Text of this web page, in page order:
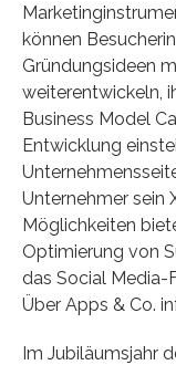
können
Gründungsideen
weiterentwickeln,
Business Model
Entwicklung
Unternehmer sein
Möglichkeiten
Optimierung von
das Social Media-
Über Apps & Co.
Im Jubiläumsjahr